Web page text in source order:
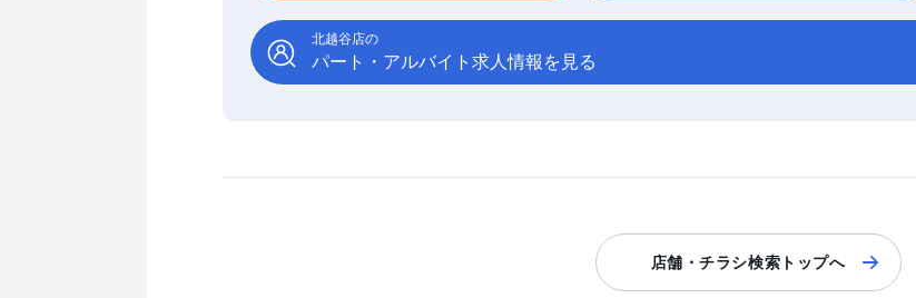
北越谷店の
パート・アルバイト求人情報を見る
店舗・チラシ検索トップへ